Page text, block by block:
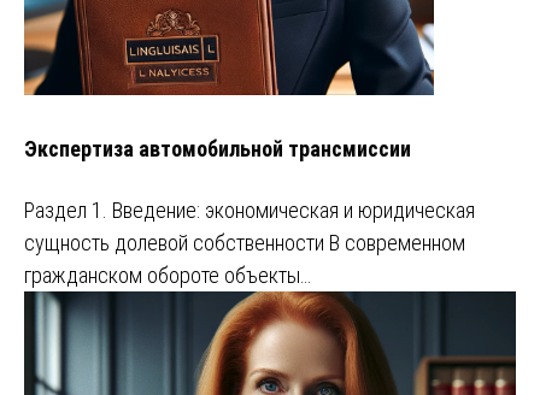
Экспертиза автомобильной трансмиссии
Раздел 1. Введение: экономическая и юридическая
сущность долевой собственности В современном
гражданском обороте объекты…